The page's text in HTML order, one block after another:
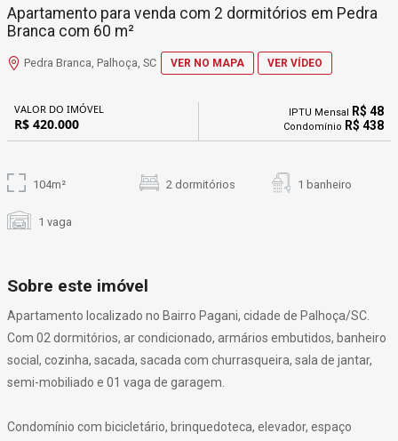
Apartamento para venda com 2 dormitórios em Pedra
Branca com 60 m²
Pedra Branca, Palhoça, SC VER NO MAPA VER VÍDEO
VALOR DO IMÓVEL
R$ 420.000
IPTU Mensal R$ 48
Condomínio R$ 438
104m² 2 dormitórios 1 banheiro
1 vaga
Sobre este imóvel
Apartamento localizado no Bairro Pagani, cidade de Palhoça/SC.
Com 02 dormitórios, ar condicionado, armários embutidos, banheiro
social, cozinha, sacada, sacada com churrasqueira, sala de jantar,
semi-mobiliado e 01 vaga de garagem.
Condomínio com bicicletário, brinquedoteca, elevador, espaço